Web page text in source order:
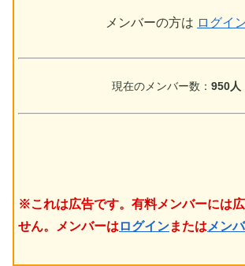
メンバーの方は ログイ
現在のメンバー数： 950人
※これは広告です。有料メンバーには
せん。メンバーは ログインまたは メン